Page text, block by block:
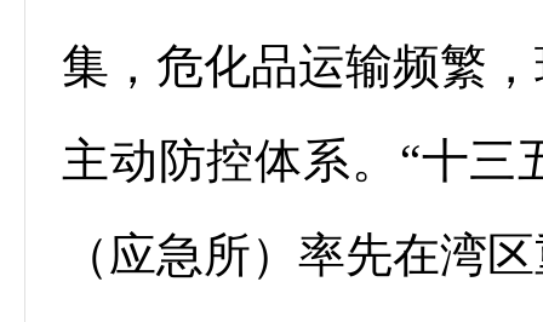
集，危化品运输频繁
主动防控体系。“十三
（应急所）率先在湾